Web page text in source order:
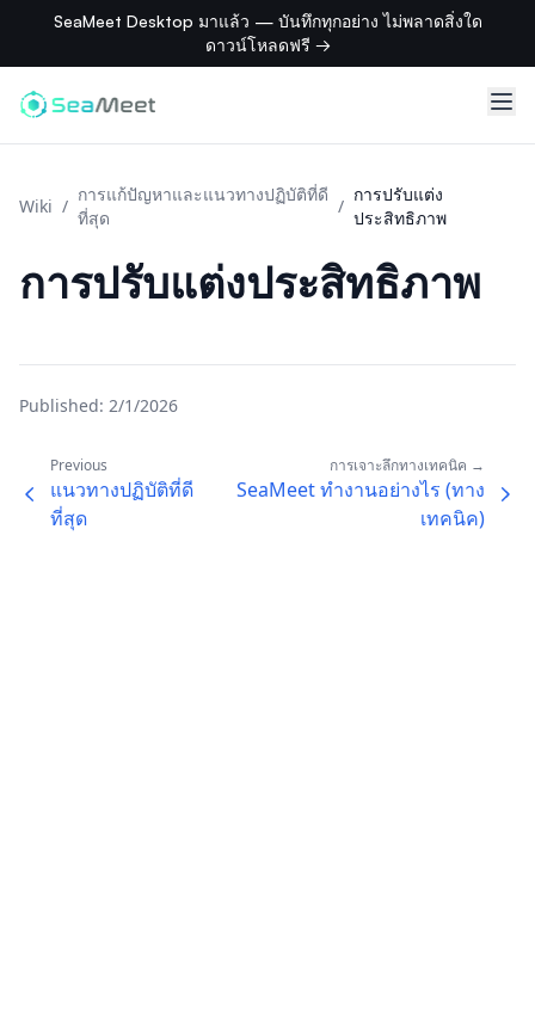
SeaMeet Desktop มาแล้ว — บันทึกทุกอย่าง ไม่พลาดสิ่งใด
ดาวน์โหลดฟรี →
Wiki /
การแก้ปัญหาและแนวทางปฏิบัติที่ดี
ที่สุด
/
การปรับแต่ง
ประสิทธิภาพ
การปรับแต่งประสิทธิภาพ
Published: 2/1/2026
Previous
แนวทางปฏิบัติที่ดี
ที่สุด
การเจาะลึกทางเทคนิค →
SeaMeet ทำงานอย่างไร (ทาง
เทคนิค)